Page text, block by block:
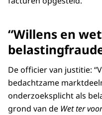
“Willens en
De officier van justitie:
bedachtzame
onderzoeksplicht als
grond van de Wet ter